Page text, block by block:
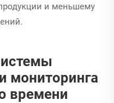
и меньшему
мониторинга
времени